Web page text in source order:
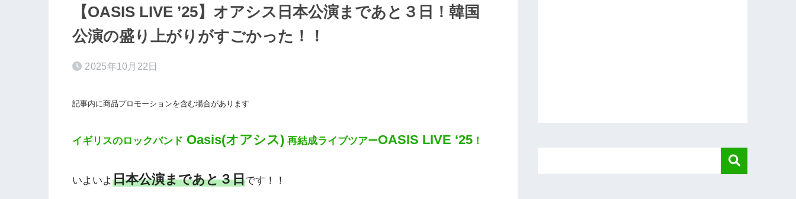
【OASIS LIVE ’25】オアシス日本公演まであと３日！韓国
公演の盛り上がりがすごかった！！
2025年10月22日
記事内に商品プロモーションを含む場合があります
イギリスのロックバンド Oasis(オアシス) 再結成ライブツアーOASIS LIVE ‘25 ！
いよいよ 日本公演まであと３日です！！